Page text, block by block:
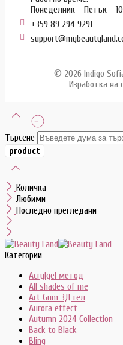
Понеделник - Петък -
+359 89 294 9291
© 2026 Indigo
Изработка на
Търсене
Количка
Любими
Последно прегледани
Категории
Acrylgel метод
All shades of me
Art Gum 3Д гел
Aurora effect
Autumn 2024 Collection
Back to Black
Bling